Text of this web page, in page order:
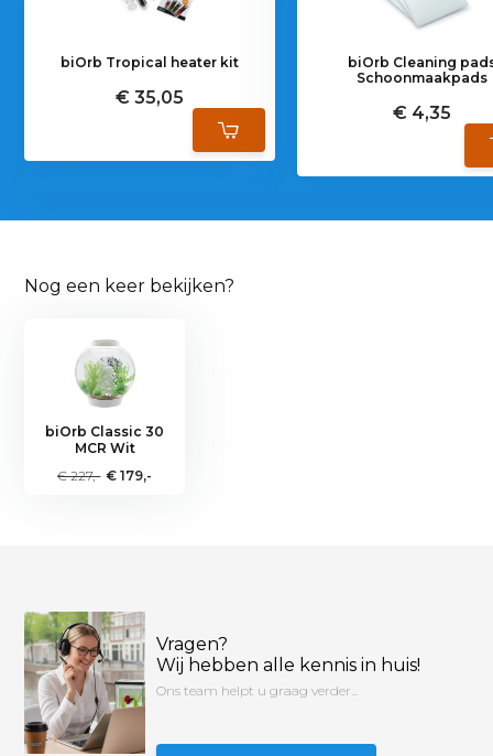
biOrb Tropical heater kit
€ 35,05
biOrb Cleaning
Schoonmaakpads
€ 4,35
Nog een keer bekijken?
biOrb Classic 30
MCR Wit
€ 227,- € 179,-
Vragen?
Wij hebben alle kennis in huis!
Ons team helpt u graag verder...